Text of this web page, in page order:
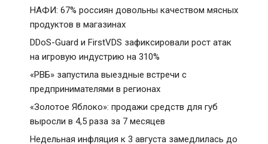
НАФИ: 67% россиян довольны качеством мясных
продуктов в магазинах
DDoS-Guard и FirstVDS зафиксировали рост атак
на игровую индустрию на 310%
«РВБ» запустила выездные встречи с
предпринимателями в регионах
«Золотое Яблоко»: продажи средств для губ
выросли в 4,5 раза за 7 месяцев
Недельная инфляция к 3 августа замедлилась до